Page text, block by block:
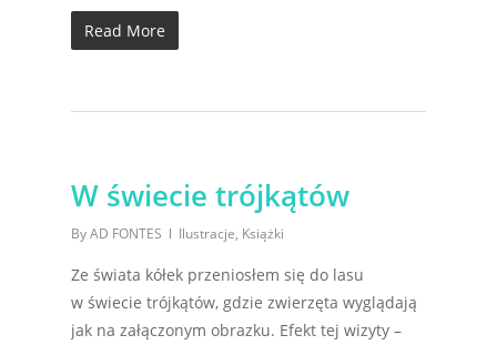
Read More
W świecie trójkątów
ByAD FONTES Ilustracje, Książki
Ze świata kółek przeniosłem się do lasu
w świecie trójkątów, gdzie zwierzęta wyglądają
jak na załączonym obrazku. Efekt tej wizyty –